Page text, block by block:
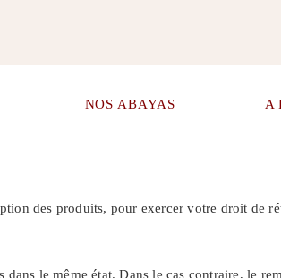
NOS ABAYAS A
des produits, pour exercer votre droit de
le même état. Dans le cas contraire, le